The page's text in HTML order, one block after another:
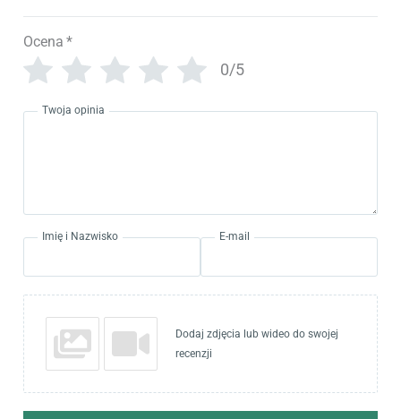
Ocena *
0/5
Twoja opinia
Imię i Nazwisko E-mail
Dodaj zdjęcia lub wideo do swojej
recenzji